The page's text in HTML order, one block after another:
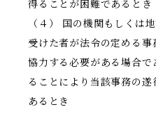
得ることが困難であるとき
（４） 国の機関もしくは
受けた者が法令の定める
協力する必要がある場合
ることにより当該事務の
あるとき